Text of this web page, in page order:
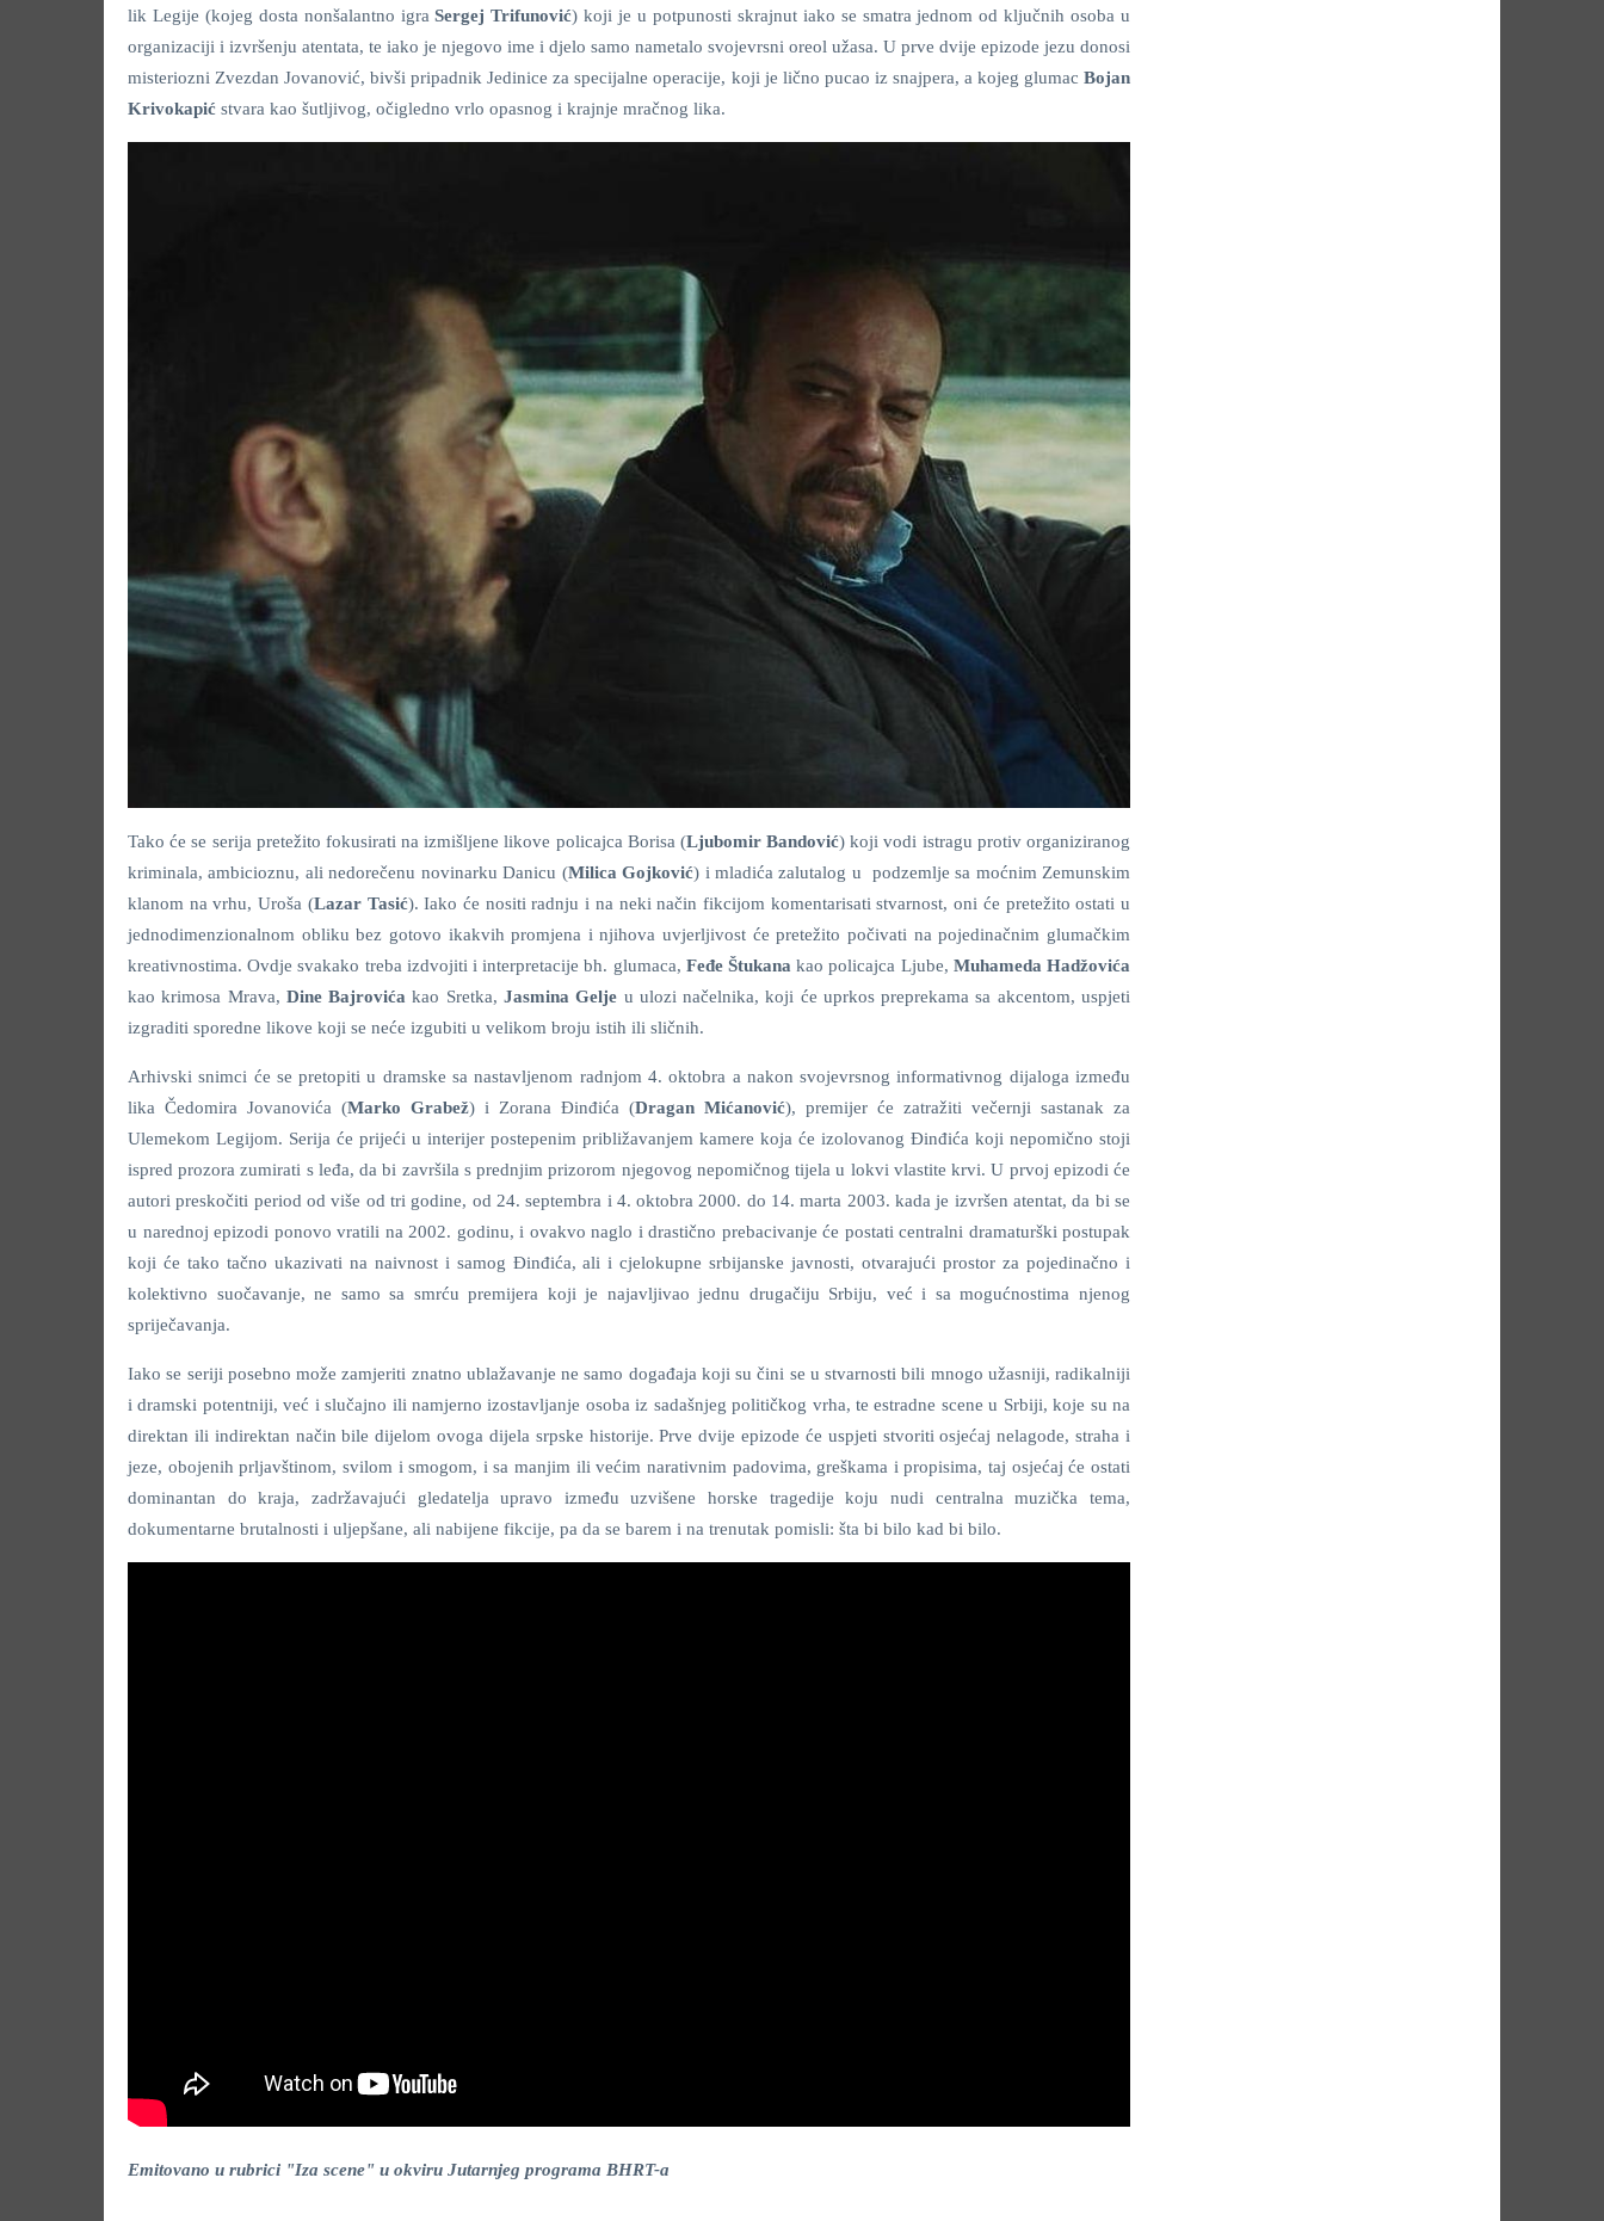
lik Legije (kojeg dosta nonšalantno igraSergej Trifunović) koji je u potpunosti skrajnut iako se smatra jednom od ključnih osoba u
organizaciji i izvršenju atentata, te iako je njegovo ime i djelo samo nametalo svojevrsni oreol užasa. U prve dvije epizode jezu donosi
misteriozni Zvezdan Jovanović, bivši pripadnik Jedinice za specijalne operacije, koji je lično pucao iz snajpera, a kojeg glumacBojan
Krivokapić stvara kao šutljivog, očigledno vrlo opasnog i krajnje mračnog lika.
Tako će se serija pretežito fokusirati na izmišljene likove policajca Borisa (Ljubomir Bandović) koji vodi istragu protiv organiziranog
kriminala, ambicioznu, ali nedorečenu novinarku Danicu (Milica Gojković) i mladića zalutalog u podzemlje sa moćnim Zemunskim
klanom na vrhu, Uroša (Lazar Tasić). Iako će nositi radnju i na neki način fikcijom komentarisati stvarnost, oni će pretežito ostati u
jednodimenzionalnom obliku bez gotovo ikakvih promjena i njihova uvjerljivost će pretežito počivati na pojedinačnim glumačkim
kreativnostima. Ovdje svakako treba izdvojiti i interpretacije bh. glumaca, Feđe Štukana kao policajca Ljube, Muhameda Hadžovića
kao krimosa Mrava, Dine Bajrovića kao Sretka, Jasmina Gelje u ulozi načelnika, koji će uprkos preprekama sa akcentom, uspjeti
izgraditi sporedne likove koji se neće izgubiti u velikom broju istih ili sličnih.
Arhivski snimci će se pretopiti u dramske sa nastavljenom radnjom 4. oktobra a nakon svojevrsnog informativnog dijaloga između
lika Čedomira Jovanovića (Marko Grabež) i Zorana Đinđića (Dragan Mićanović), premijer će zatražiti večernji sastanak za
Ulemekom Legijom. Serija će prijeći u interijer postepenim približavanjem kamere koja će izolovanog Đinđića koji nepomično stoji
ispred prozora zumirati s leđa, da bi završila s prednjim prizorom njegovog nepomičnog tijela u lokvi vlastite krvi. U prvoj epizodi će
autori preskočiti period od više od tri godine, od 24. septembra i 4. oktobra 2000. do 14. marta 2003. kada je izvršen atentat, da bi se
u narednoj epizodi ponovo vratili na 2002. godinu, i ovakvo naglo i drastično prebacivanje će postati centralni dramaturški postupak
koji će tako tačno ukazivati na naivnost i samog Đinđića, ali i cjelokupne srbijanske javnosti, otvarajući prostor za pojedinačno i
kolektivno suočavanje, ne samo sa smrću premijera koji je najavljivao jednu drugačiju Srbiju, već i sa mogućnostima njenog
spriječavanja.
Iako se seriji posebno može zamjeriti znatno ublažavanje ne samo događaja koji su čini se u stvarnosti bili mnogo užasniji, radikalniji
i dramski potentniji, već i slučajno ili namjerno izostavljanje osoba iz sadašnjeg političkog vrha, te estradne scene u Srbiji, koje su na
direktan ili indirektan način bile dijelom ovoga dijela srpske historije. Prve dvije epizode će uspjeti stvoriti osjećaj nelagode, straha i
jeze, obojenih prljavštinom, svilom i smogom, i sa manjim ili većim narativnim padovima, greškama i propisima, taj osjećaj će ostati
dominantan do kraja, zadržavajući gledatelja upravo između uzvišene horske tragedije koju nudi centralna muzička tema,
dokumentarne brutalnosti i uljepšane, ali nabijene fikcije, pa da se barem i na trenutak pomisli: šta bi bilo kad bi bilo.
Emitovano u rubrici "Iza scene" u okviru Jutarnjeg programa BHRT-a